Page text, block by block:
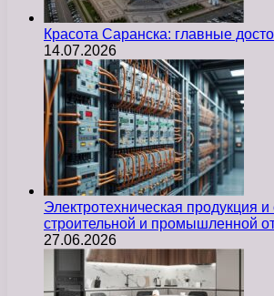
Красота Саранска: главные
14.07.2026
Электротехническая продукция
строительной и промышленной
27.06.2026